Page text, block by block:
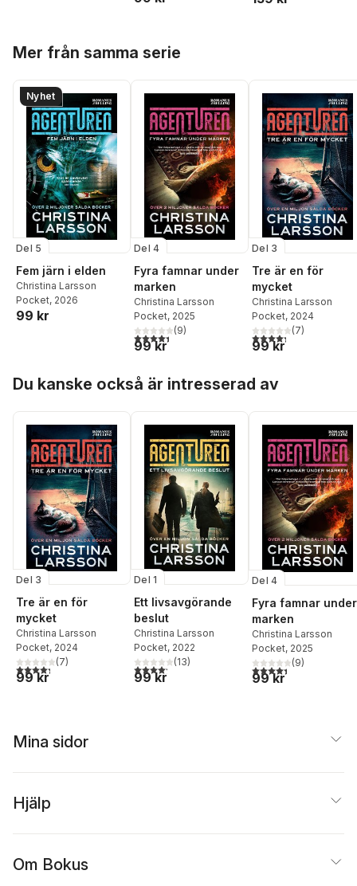
Mer från samma serie
Nyhet
Del 5
Fem järn i elden
Christina Larsson
Pocket, 2026
99 kr
Del 4
Fyra famnar under
marken
Christina Larsson
Pocket, 2025
4,4utav 5 stjärnor. Totalt antal röster:
(9)
99 kr
Del 3
Tre är en för
mycket
Christina Larsson
Pocket, 2024
4,3utav 5 stjärnor.
(7)
99 kr
Du kanske också är intresserad av
Del 3
Tre är en för
mycket
Christina Larsson
Pocket, 2024
4,3utav 5 stjärnor. Totalt antal röster:
(7)
99 kr
Del 1
Ett livsavgörande
beslut
Christina Larsson
Pocket, 2022
4,2utav 5 stjärnor. Totalt antal röster:
(13)
99 kr
Del 4
Fyra famnar under
marken
Christina Larsson
Pocket, 2025
4,4utav 5 stjärnor.
(9)
99 kr
Mina sidor
Hjälp
Om Bokus